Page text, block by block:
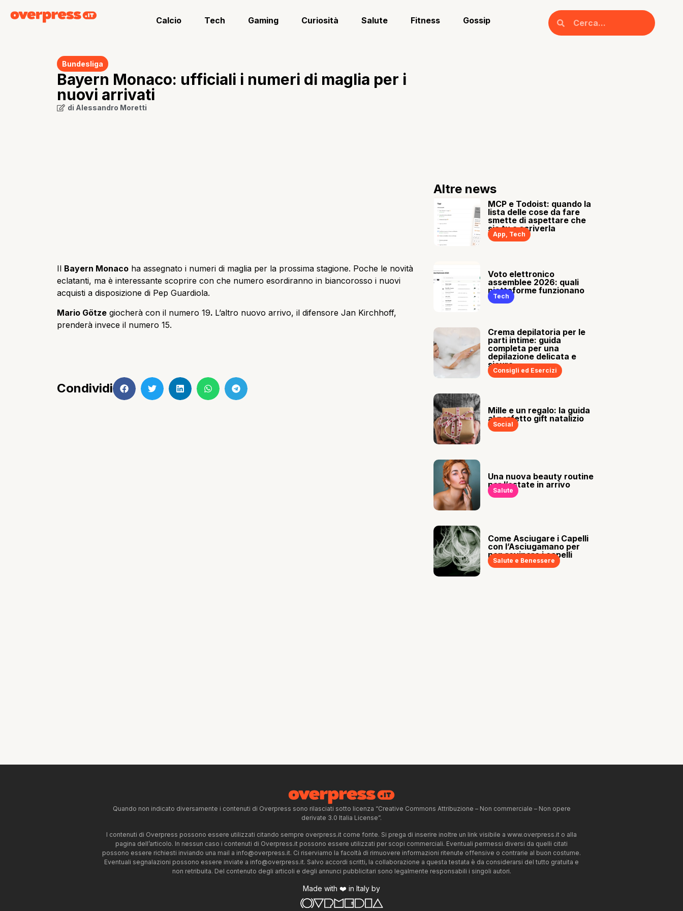
Calcio Tech Gaming Curiosità Salute Fitness Gossip
Bundesliga
Bayern Monaco: ufficiali i numeri di maglia per i
nuovi arrivati
di Alessandro Moretti
Il Bayern Monaco ha assegnato i numeri di maglia per la prossima stagione. Poche le novità
eclatanti, ma è interessante scoprire con che numero esordiranno in biancorosso i nuovi
acquisti a disposizione di Pep Guardiola.
Mario Götze giocherà con il numero 19. L’altro nuovo arrivo, il difensore Jan Kirchhoff,
prenderà invece il numero 15.
Condividi
Altre news
MCP e Todoist: quando la
lista delle cose da fare
smette di aspettare che
sia tu a scriverla
App, Tech
Voto elettronico
assemblee 2026: quali
piattaforme funzionano
Tech
Crema depilatoria per le
parti intime: guida
completa per una
depilazione delicata e
sicura
Consigli ed Esercizi
Mille e un regalo: la guida
al perfetto gift natalizio
Social
Una nuova beauty routine
per l’estate in arrivo
Salute
Come Asciugare i Capelli
con l’Asciugamano per
non rovinare i capelli
Salute e Benessere
Quando non indicato diversamente i contenuti di Overpress sono rilasciati sotto licenza “Creative Commons Attribuzione – Non commerciale – Non opere
derivate 3.0 Italia License”.
I contenuti di Overpress possono essere utilizzati citando sempre overpress.it come fonte. Si prega di inserire inoltre un link visibile a www.overpress.it o alla
pagina dell’articolo. In nessun caso i contenuti di Overpress.it possono essere utilizzati per scopi commerciali. Eventuali permessi diversi da quelli citati
possono essere richiesti inviando una mail a info@overpress.it. Ci riserviamo la facoltà di rimuovere informazioni ritenute offensive o contrarie al buon costume.
Eventuali segnalazioni possono essere inviate a info@overpress.it. Salvo accordi scritti, la collaborazione a questa testata è da considerarsi del tutto gratuita e
non retribuita. Del contenuto degli articoli e degli annunci pubblicitari sono legalmente responsabili i singoli autori.
Made with ❤️ in Italy by